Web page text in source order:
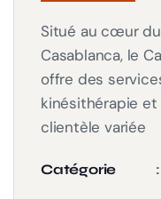
Situé au cœur
Casablanca, le
offre des
kinésithérapie
clientèle variée
Catégorie